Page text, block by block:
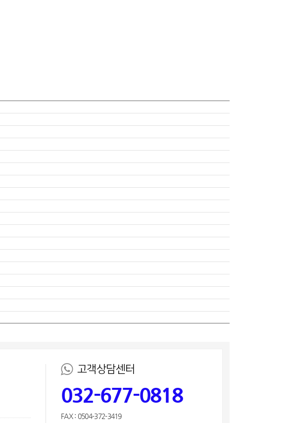
고객상담센터
032-677-0818
FAX : 0504-372-3419